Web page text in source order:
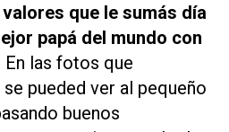
que le sumás día
papá del mundo con
En las fotos que
pueded ver al pequeño
buenos